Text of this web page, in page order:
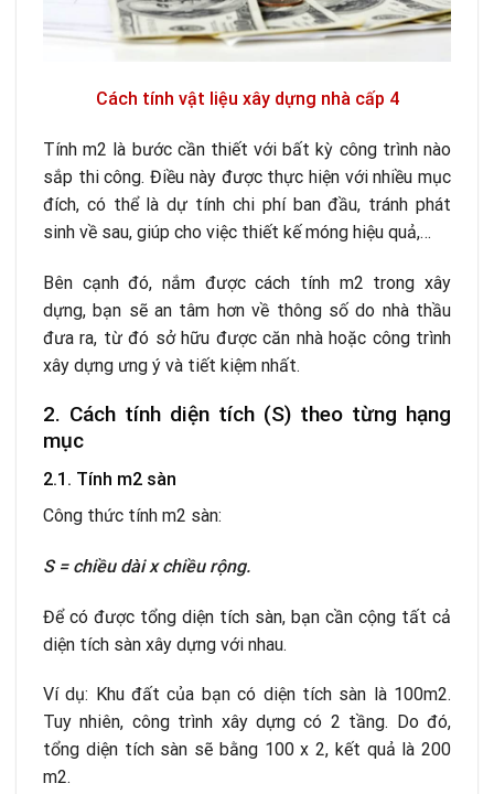
Cách tính vật liệu xây dựng nhà cấp 4
Tính m2 là bước cần thiết với bất kỳ công trình nào
sắp thi công. Điều này được thực hiện với nhiều mục
đích, có thể là dự tính chi phí ban đầu, tránh phát
sinh về sau, giúp cho việc thiết kế móng hiệu quả,…
Bên cạnh đó, nắm được cách tính m2 trong xây
dựng, bạn sẽ an tâm hơn về thông số do nhà thầu
đưa ra, từ đó sở hữu được căn nhà hoặc công trình
xây dựng ưng ý và tiết kiệm nhất.
2. Cách tính diện tích (S) theo từng hạng
mục
2.1. Tính m2 sàn
Công thức tính m2 sàn:
S = chiều dài x chiều rộng.
Để có được tổng diện tích sàn, bạn cần cộng tất cả
diện tích sàn xây dựng với nhau.
Ví dụ: Khu đất của bạn có diện tích sàn là 100m2.
Tuy nhiên, công trình xây dựng có 2 tầng. Do đó,
tổng diện tích sàn sẽ bằng 100 x 2, kết quả là 200
m2.